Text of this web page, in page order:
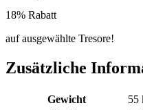
18% Rabatt
auf ausgewählte Tresore!
Zusätzliche
Gewicht
55